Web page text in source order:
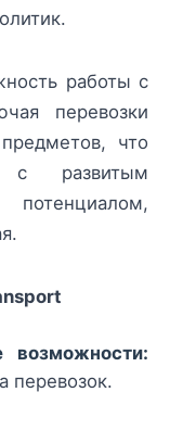
работы с
перевозки
что
с развитым
возможности:
перевозок.